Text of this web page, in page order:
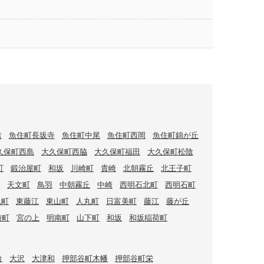
魚住町長坂寺 魚住町中尾 魚住町西岡
魚住町錦が丘
保町西島
大久保町西脇 大久保町福田
大久保町松陰
鍛治屋町 和坂 川崎町 貴崎 北朝霧丘
北王子町
天文町
鳥羽 中朝霧丘 中崎 西明石北町
西明石町
東藤江 東山町 人丸町 日富美町 藤江
藤が丘
町
宮の上 明南町 山下町 和坂 和坂稲荷町
大沢 大津和 押部谷町木幡 押部谷町栄